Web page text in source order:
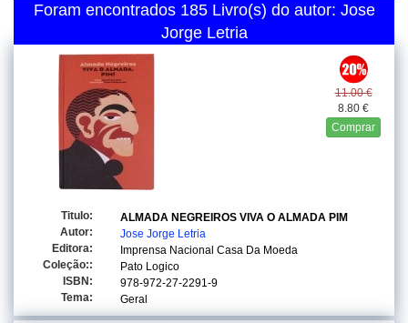
Foram encontrados 185 Livro(s) do autor: Jose
Jorge Letria
11.00 €
8.80 €
Comprar
Titulo:
ALMADA NEGREIROS VIVA O ALMADA PIM
Autor:
Jose Jorge Letria
Editora:
Imprensa Nacional Casa Da Moeda
Coleção::
Pato Logico
ISBN:
978-972-27-2291-9
Tema:
Geral